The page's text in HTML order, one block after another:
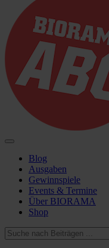
Blog
Ausgaben
Gewinnspiele
Events & Termine
Über BIORAMA
Shop